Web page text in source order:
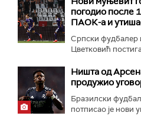
погодио после
ПАОК-а и
Српски фудбалер
Цветковић
Ништа од
продужио
Бразилски
потписао је нови